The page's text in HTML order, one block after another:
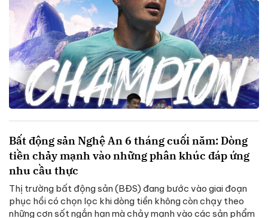
Bất động sản Nghệ An 6 tháng cuối năm: Dòng
tiền chảy mạnh vào những phân khúc đáp ứng
nhu cầu thực
Thị trường bất động sản (BĐS) đang bước vào giai đoạn
phục hồi có chọn lọc khi dòng tiền không còn chạy theo
những cơn sốt ngắn hạn mà chảy mạnh vào các sản phẩm